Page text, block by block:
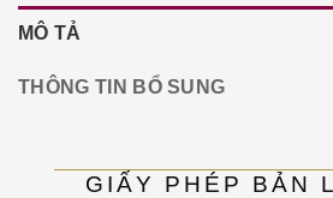
MÔ TẢ
THÔNG TIN BỔ SUNG
GIẤY PHÉP BẢN